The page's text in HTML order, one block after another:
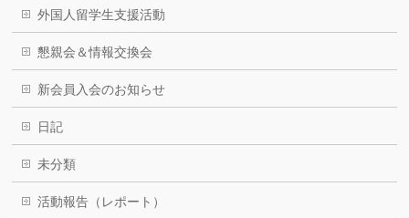
外国人留学生支援活動
懇親会＆情報交換会
新会員入会のお知らせ
日記
未分類
活動報告（レポート）